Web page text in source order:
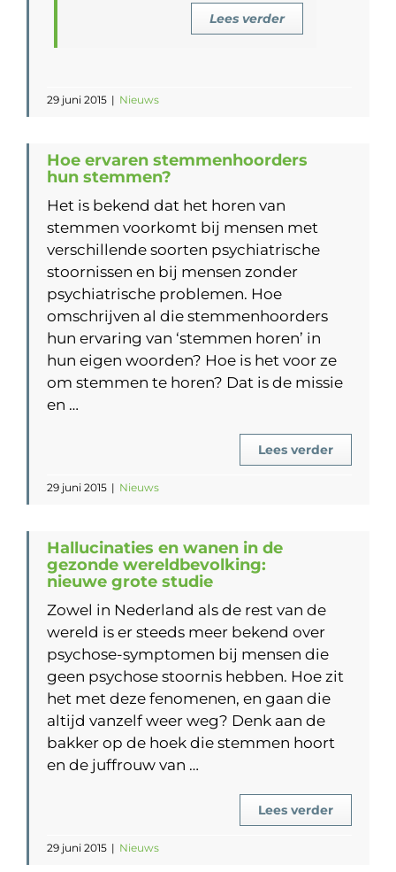
Lees verder
29 juni 2015 | Nieuws
Hoe ervaren stemmenhoorders
hun stemmen?
Het is bekend dat het horen van
stemmen voorkomt bij mensen met
verschillende soorten psychiatrische
stoornissen en bij mensen zonder
psychiatrische problemen. Hoe
omschrijven al die stemmenhoorders
hun ervaring van ‘stemmen horen’ in
hun eigen woorden? Hoe is het voor ze
om stemmen te horen? Dat is de missie
en …
Lees verder
29 juni 2015 | Nieuws
Hallucinaties en wanen in de
gezonde wereldbevolking:
nieuwe grote studie
Zowel in Nederland als de rest van de
wereld is er steeds meer bekend over
psychose-symptomen bij mensen die
geen psychose stoornis hebben. Hoe zit
het met deze fenomenen, en gaan die
altijd vanzelf weer weg? Denk aan de
bakker op de hoek die stemmen hoort
en de juffrouw van …
Lees verder
29 juni 2015 | Nieuws